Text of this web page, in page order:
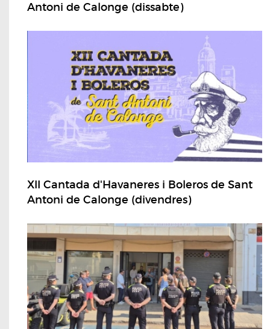
Antoni de Calonge (dissabte)
XII Cantada d'Havaneres i Boleros de Sant
Antoni de Calonge (divendres)